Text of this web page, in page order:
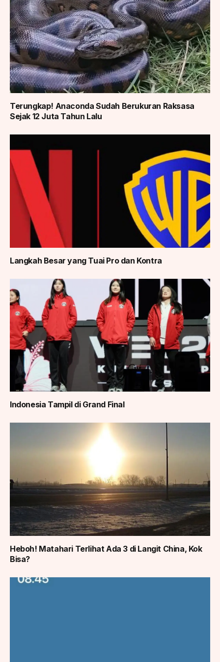
Terungkap! Anaconda Sudah Berukuran Raksasa
Sejak 12 Juta Tahun Lalu
Langkah Besar yang Tuai Pro dan Kontra
Indonesia Tampil di Grand Final
Heboh! Matahari Terlihat Ada 3 di Langit China, Kok
Bisa?